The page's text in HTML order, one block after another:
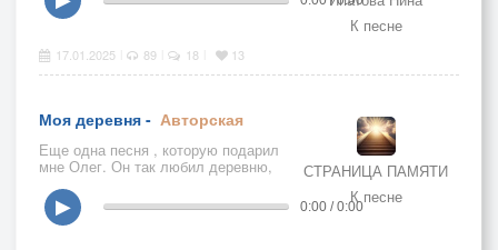
К песне
17.01.2025 89 18 13
Моя деревня - Авторская
Еще одна песня , которую подарил
мне Олег. Он так любил деревню,
природу, все настоящее. И сам он
был настоящий....
СТРАНИЦА ПАМЯТИ
К песне
▶ 0:00 / 0:00